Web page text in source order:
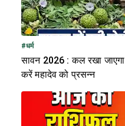
#धर्म
सावन 2026 : कल रखा
करें महादेव को प्रसन्न